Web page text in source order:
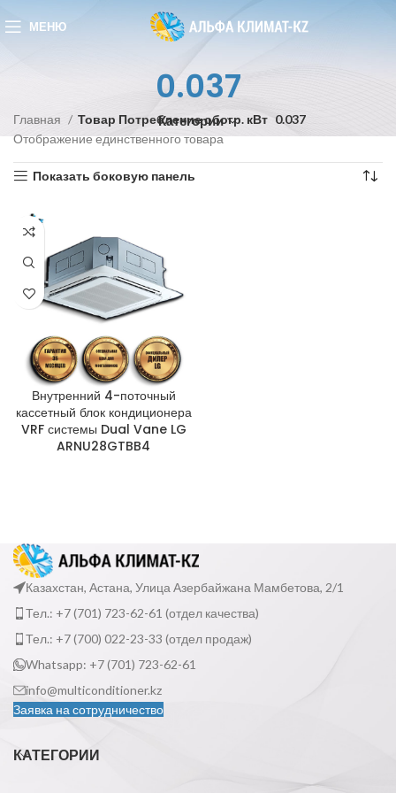
МЕНЮ
0.037
Категории
Главная Товар Потребление обогр. кВт 0.037
Отображение единственного товара
Показать боковую панель
Внутренний 4-поточный
кассетный блок кондиционера
VRF системы Dual Vane LG
ARNU28GTBB4
Казахстан, Астана, Улица Азербайжана Мамбетова, 2/1
Тел.: +7 (701) 723-62-61 (отдел качества)
Тел.: +7 (700) 022-23-33 (отдел продаж)
Whatsapp: +7 (701) 723-62-61
info@multiconditioner.kz
Заявка на сотрудничество
КАТЕГОРИИ